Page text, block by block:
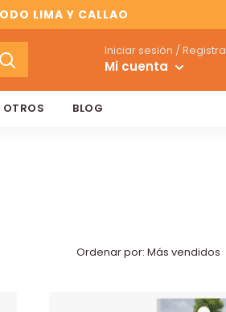
LIMA Y CALLAO
Iniciar sesión /
Mi cuenta
OTROS BLOG
Ordenar por: Más vendidos